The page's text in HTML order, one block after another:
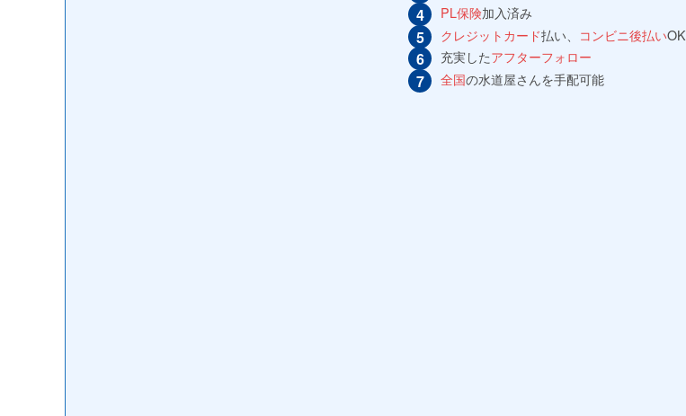
PL保険加入済み
クレジットカード払い、 コンビニ後払いOK
充実したアフターフォロー
全国の水道屋さんを手配可能